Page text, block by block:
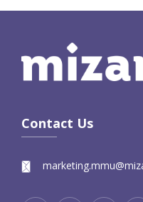
Contact Us